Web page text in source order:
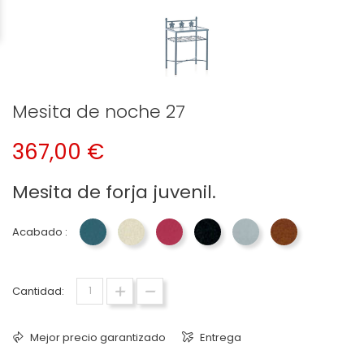
Mesita de noche 27
367,00 €
Mesita de forja juvenil.
Acabado : Azul 33 Dormitorios Jayso
Crema 22 Dormitorios Jayso
Fucsia 40 Dormitorios Jayso
Negro 27 Dormitorios Jayso
Plata 29 Dormitorios
Terracota 35
Cantidad:
Mejor precio garantizado Entrega